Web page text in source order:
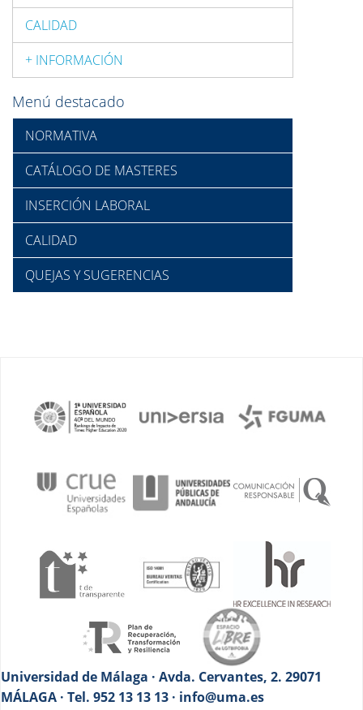
CALIDAD
+ INFORMACIÓN
Menú destacado
NORMATIVA
CATÁLOGO DE MASTERES
INSERCIÓN LABORAL
CALIDAD
QUEJAS Y SUGERENCIAS
Universidad de Málaga · Avda. Cervantes, 2. 29071
MÁLAGA · Tel. 952 13 13 13 · info@uma.es